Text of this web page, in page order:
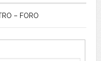
– FORO